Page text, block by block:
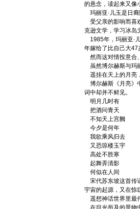
的悬念，读起来又像
玛丽亚·儿玉是日裔
受父亲的影响而喜
克逊文学，学习冰岛
1985年，玛丽亚·
年嫁给了比自己大47
然而这对情投意合
虽然博尔赫斯与玛
遥挂在天上的月亮
博尔赫斯《月亮》
词中却并不鲜见。
明月几时有
把酒问青天
不知天上宫阙
今夕是何年
我欲乘风归去
又恐琼楼玉宇
高处不胜寒
起舞弄清影
何似在人间
宋代苏东坡这首传
宇宙的起源，又在惊
遥想神话世界里最
在目光所及的景物